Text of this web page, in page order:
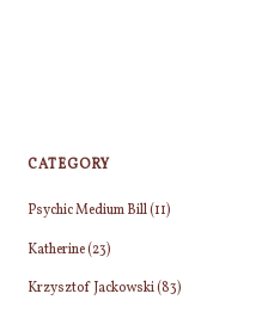
CATEGORY
Psychic Medium Bill(11)
Katherine(23)
Krzysztof Jackowski(83)